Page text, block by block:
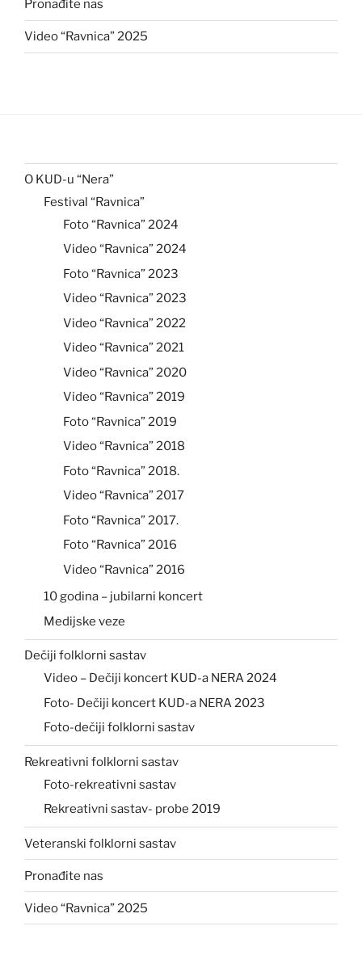
Pronađite nas
Video “Ravnica” 2025
O KUD-u “Nera”
Festival “Ravnica”
Foto “Ravnica” 2024
Video “Ravnica” 2024
Foto “Ravnica” 2023
Video “Ravnica” 2023
Video “Ravnica” 2022
Video “Ravnica” 2021
Video “Ravnica” 2020
Video “Ravnica” 2019
Foto “Ravnica” 2019
Video “Ravnica” 2018
Foto “Ravnica” 2018.
Video “Ravnica” 2017
Foto “Ravnica” 2017.
Foto “Ravnica” 2016
Video “Ravnica” 2016
10 godina – jubilarni koncert
Medijske veze
Dečiji folklorni sastav
Video – Dečiji koncert KUD-a NERA 2024
Foto- Dečiji koncert KUD-a NERA 2023
Foto-dečiji folklorni sastav
Rekreativni folklorni sastav
Foto-rekreativni sastav
Rekreativni sastav- probe 2019
Veteranski folklorni sastav
Pronađite nas
Video “Ravnica” 2025